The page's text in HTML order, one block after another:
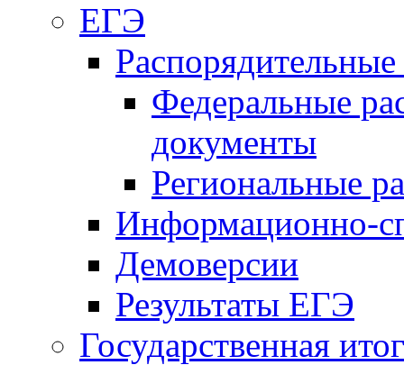
ЕГЭ
Федеральные
документы
Региональные
Информационно-
Демоверсии
Результаты ЕГЭ
Государственная